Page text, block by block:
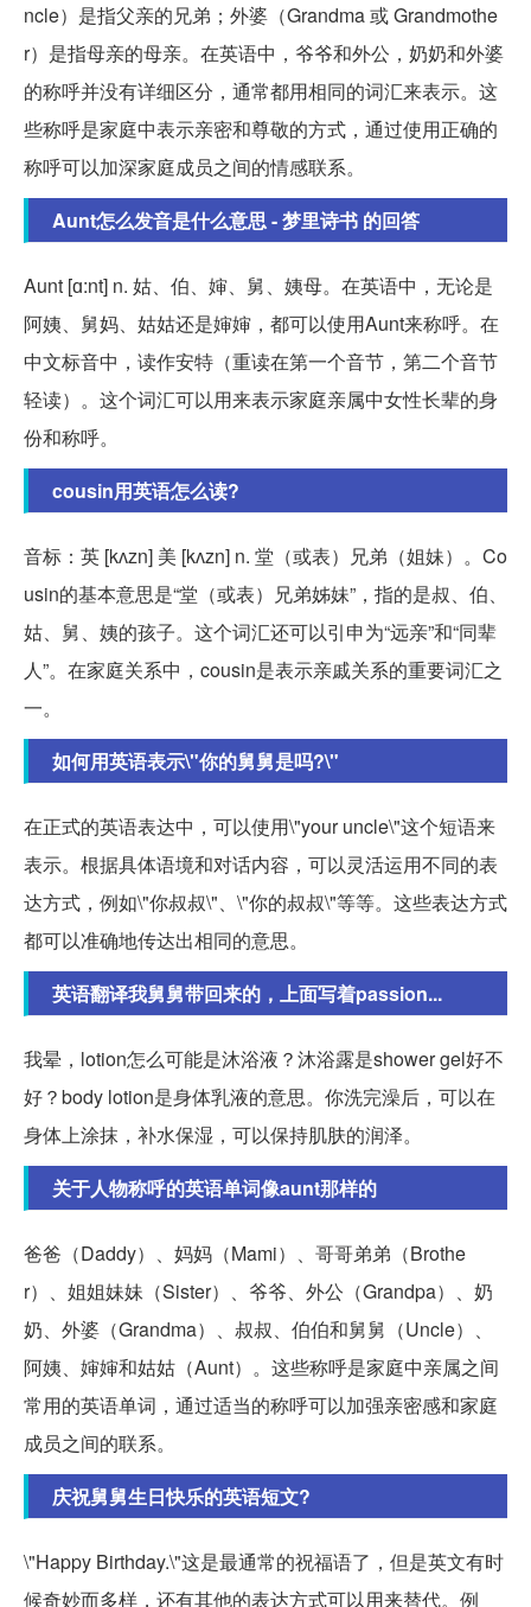
ncle）是指父亲的兄弟；外婆（Grandma 或 Grandmothe
r）是指母亲的母亲。在英语中，爷爷和外公，奶奶和外婆
的称呼并没有详细区分，通常都用相同的词汇来表示。这
些称呼是家庭中表示亲密和尊敬的方式，通过使用正确的
称呼可以加深家庭成员之间的情感联系。
Aunt怎么发音是什么意思 - 梦里诗书 的回答
Aunt [ɑ:nt] n. 姑、伯、婶、舅、姨母。在英语中，无论是
阿姨、舅妈、姑姑还是婶婶，都可以使用Aunt来称呼。在
中文标音中，读作安特（重读在第一个音节，第二个音节
轻读）。这个词汇可以用来表示家庭亲属中女性长辈的身
份和称呼。
cousin用英语怎么读?
音标：英 [kʌzn] 美 [kʌzn] n. 堂（或表）兄弟（姐妹）。Co
usin的基本意思是“堂（或表）兄弟姊妹”，指的是叔、伯、
姑、舅、姨的孩子。这个词汇还可以引申为“远亲”和“同辈
人”。在家庭关系中，cousin是表示亲戚关系的重要词汇之
一。
如何用英语表示\"你的舅舅是吗?\"
在正式的英语表达中，可以使用\"your uncle\"这个短语来
表示。根据具体语境和对话内容，可以灵活运用不同的表
达方式，例如\"你叔叔\"、\"你的叔叔\"等等。这些表达方式
都可以准确地传达出相同的意思。
英语翻译我舅舅带回来的，上面写着passion...
我晕，lotion怎么可能是沐浴液？沐浴露是shower gel好不
好？body lotion是身体乳液的意思。你洗完澡后，可以在
身体上涂抹，补水保湿，可以保持肌肤的润泽。
关于人物称呼的英语单词像aunt那样的
爸爸（Daddy）、妈妈（Mami）、哥哥弟弟（Brothe
r）、姐姐妹妹（Sister）、爷爷、外公（Grandpa）、奶
奶、外婆（Grandma）、叔叔、伯伯和舅舅（Uncle）、
阿姨、婶婶和姑姑（Aunt）。这些称呼是家庭中亲属之间
常用的英语单词，通过适当的称呼可以加强亲密感和家庭
成员之间的联系。
庆祝舅舅生日快乐的英语短文?
\"Happy Birthday.\"这是最通常的祝福语了，但是英文有时
候奇妙而多样，还有其他的表达方式可以用来替代。例